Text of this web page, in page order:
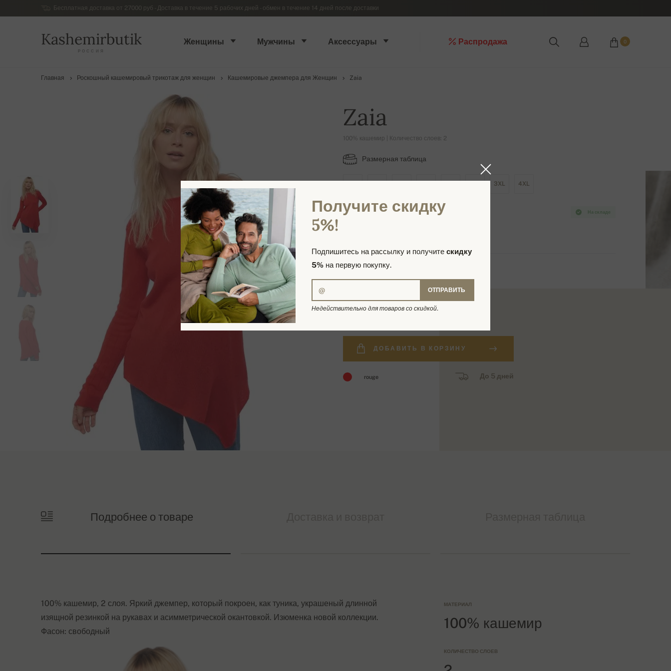
Бесплатная доставка от 27000 руб - Доставка в течение 5 рабочих дней - обмен в течение 14 дней после доставки
Kashemirbutik
РОССИЯ
Женщины Мужчины Аксессуары Распродажа 0
Главная Роскошный кашемировый трикотаж для женщин Кашемировые джемпера для Женщин Zaia
Zaia
100% кашемир | Количество слоев: 2
Размерная таблица
3XL 4XL
На складе
ДОСТУПНЫЕ ЦВЕТА
24 289,40 руб.
ДОБАВИТЬ В КОРЗИНУ
rouge До 5 дней
Подробнее о товаре
100% кашемир, 2 слоя. Яркий джемпер, который покроен, как туника, украшеный длинной
изящной резинкой на рукавах и асимметрической окантовкой. Изюменка новой коллекции.
Фасон: свободный
МАТЕРИАЛ
100% кашемир
КОЛИЧЕСТВО СЛОЕВ
Получите скидку
5%!
Подпишитесь на рассылку и получите скидку
5% на первую покупку.
ОТПРАВИТЬ
Недействительно для товаров со скидкой.